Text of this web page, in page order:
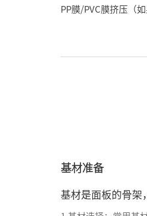
PP膜/PVC膜挤压（
基材准备
基材是面板的骨架